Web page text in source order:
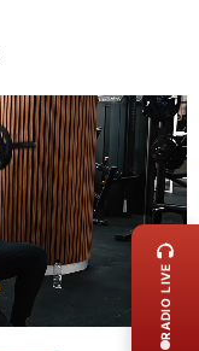
LIVE
RADIO LIVE